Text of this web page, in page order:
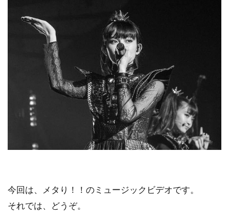
今回は、メタり！！のミュージックビデオです。
それでは、どうぞ。